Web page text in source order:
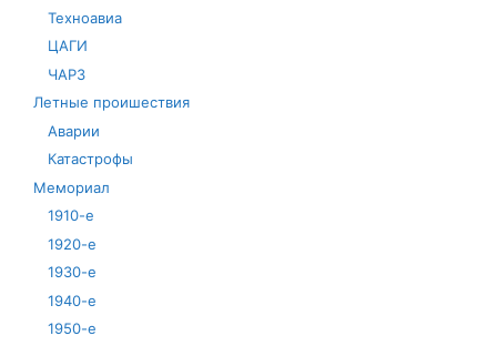
Техноавиа
ЦАГИ
ЧАРЗ
Летные проишествия
Аварии
Катастрофы
Мемориал
1910-е
1920-е
1930-е
1940-е
1950-е